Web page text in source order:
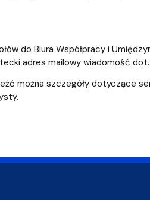
do Biura Współpracy i
adres mailowy wiadomość
można szczegóły dotyczące